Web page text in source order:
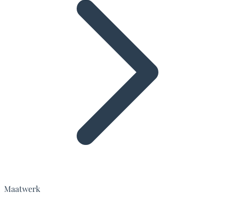
Maatwerk